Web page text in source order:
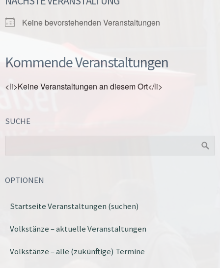
Keine bevorstehenden Veranstaltungen
Kommende Veranstaltungen
<li>Keine Veranstaltungen an diesem Ort</li>
SUCHE
OPTIONEN
Startseite Veranstaltungen (suchen)
Volkstänze – aktuelle Veranstaltungen
Volkstänze – alle (zukünftige) Termine